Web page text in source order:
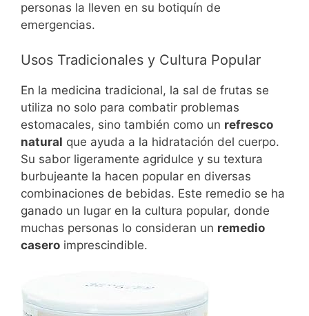
personas la lleven en su botiquín de
emergencias.
Usos Tradicionales y Cultura Popular
En la medicina tradicional, la sal de frutas se
utiliza no solo para combatir problemas
estomacales, sino también como un refresco
natural que ayuda a la hidratación del cuerpo.
Su sabor ligeramente agridulce y su textura
burbujeante la hacen popular en diversas
combinaciones de bebidas. Este remedio se ha
ganado un lugar en la cultura popular, donde
muchas personas lo consideran un remedio
casero imprescindible.